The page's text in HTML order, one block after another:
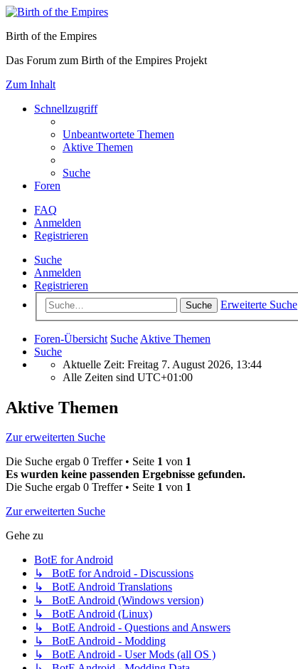
Birth of the Empires
Das Forum zum Birth of the Empires Projekt
Zum Inhalt
Schnellzugriff
Unbeantwortete Themen
Aktive Themen
Suche
Foren
FAQ
Anmelden
Registrieren
Suche
Anmelden
Registrieren
Suche Erweiterte Suche
Foren-Übersicht Suche Aktive Themen
Suche
Aktuelle Zeit: Freitag 7. August 2026, 13:44
Alle Zeiten sind UTC+01:00
Aktive Themen
Zur erweiterten Suche
Die Suche ergab 0 Treffer • Seite 1 von 1
Es wurden keine passenden Ergebnisse gefunden.
Die Suche ergab 0 Treffer • Seite 1 von 1
Zur erweiterten Suche
Gehe zu
BotE for Android
↳ BotE for Android - Discussions
↳ BotE Android Translations
↳ BotE Android (Windows version)
↳ BotE Android (Linux)
↳ BotE Android - Questions and Answers
↳ BotE Android - Modding
↳ BotE Android - User Mods (all OS )